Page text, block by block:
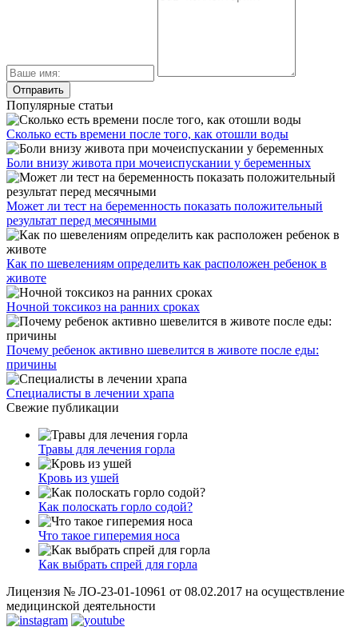
Популярные статьи
Сколько есть времени после того, как отошли воды
Боли внизу живота при мочеиспускании у беременных
Может ли тест на беременность показать положительный
результат перед месячными
Как по шевелениям определить как расположен ребенок в
животе
Ночной токсикоз на ранних сроках
Почему ребенок активно шевелится в животе после еды:
причины
Специалисты в лечении храпа
Свежие публикации
Травы для лечения горла
Кровь из ушей
Как полоскать горло содой?
Что такое гиперемия носа
Как выбрать спрей для горла
Лицензия № ЛО-23-01-10961 от 08.02.2017 на осуществление
медицинской деятельности